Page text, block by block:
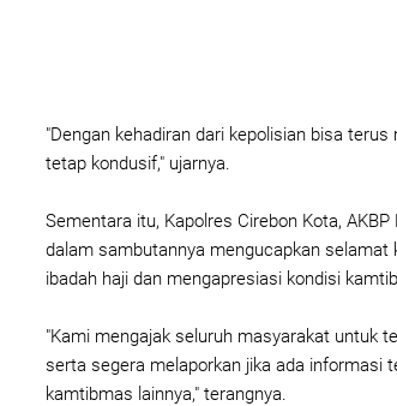
"Dengan kehadiran dari kepolisian bisa
tetap kondusif," ujarnya.
Sementara itu, Kapolres Cirebon Kota,
dalam sambutannya mengucapkan selamat
ibadah haji dan mengapresiasi kondisi
"Kami mengajak seluruh masyarakat untuk
serta segera melaporkan jika ada informasi
kamtibmas lainnya," terangnya.